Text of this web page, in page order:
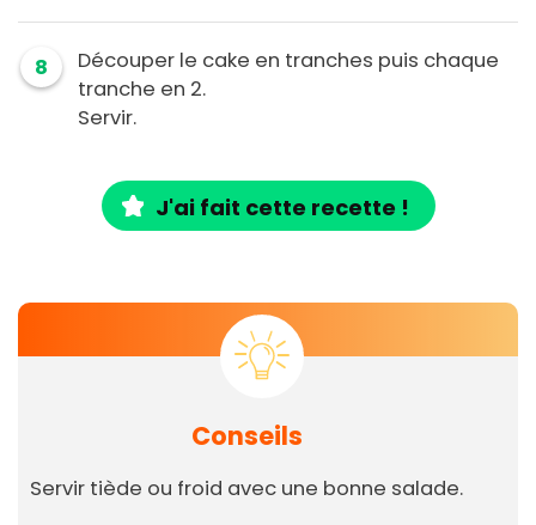
8
Découper le cake en tranches puis chaque
tranche en 2.
Servir.
J'ai fait cette recette !
Conseils
Servir tiède ou froid avec une bonne salade.